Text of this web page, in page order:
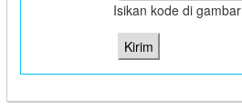
Isikan kode di gambar